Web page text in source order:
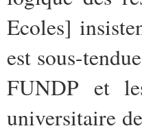
Ecoles]
est sous-
FUNDP et
universitaire